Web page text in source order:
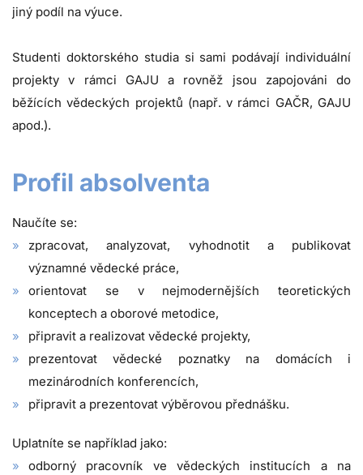
jiný podíl na výuce.
Studenti doktorského studia si sami podávají individuální
projekty v rámci GAJU a rovněž jsou zapojováni do
běžících vědeckých projektů (např. v rámci GAČR, GAJU
apod.).
Profil absolventa
Naučíte se:
zpracovat, analyzovat, vyhodnotit a publikovat
významné vědecké práce,
orientovat se v nejmodernějších teoretických
konceptech a oborové metodice,
připravit a realizovat vědecké projekty,
prezentovat vědecké poznatky na domácích i
mezinárodních konferencích,
připravit a prezentovat výběrovou přednášku.
Uplatníte se například jako:
odborný pracovník ve vědeckých institucích a na